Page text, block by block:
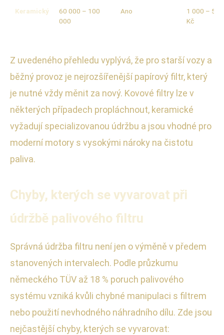
Keramický
60 000 – 100
000
Ano
1 000 – 5
Kč
Z uvedeného přehledu vyplývá, že pro starší vozy a
běžný provoz je nejrozšířenější papírový filtr, který
je nutné vždy měnit za nový. Kovové filtry lze v
některých případech propláchnout, keramické
vyžadují specializovanou údržbu a jsou vhodné pro
moderní motory s vysokými nároky na čistotu
paliva.
Chyby, kterých se vyvarovat při
údržbě palivového filtru
Správná údržba filtru není jen o výměně v předem
stanovených intervalech. Podle průzkumu
německého TÜV až 18 % poruch palivového
systému vzniká kvůli chybné manipulaci s filtrem
nebo použití nevhodného náhradního dílu. Zde jsou
nejčastější chyby, kterých se vyvarovat: